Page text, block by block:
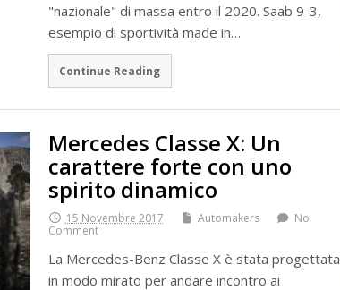
"nazionale" di massa entro il 2020. Saab 9-3,
esempio di sportività made in…
Continue Reading
Mercedes Classe X: Un
carattere forte con uno
spirito dinamico
15 Novembre 2017 Automakers
No
Comment
La Mercedes-Benz Classe X è stata progettata
in modo mirato per andare incontro ai